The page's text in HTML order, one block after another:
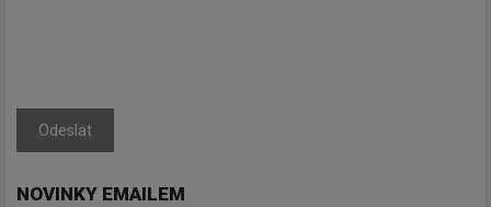
Odeslat
NOVINKY EMAILEM